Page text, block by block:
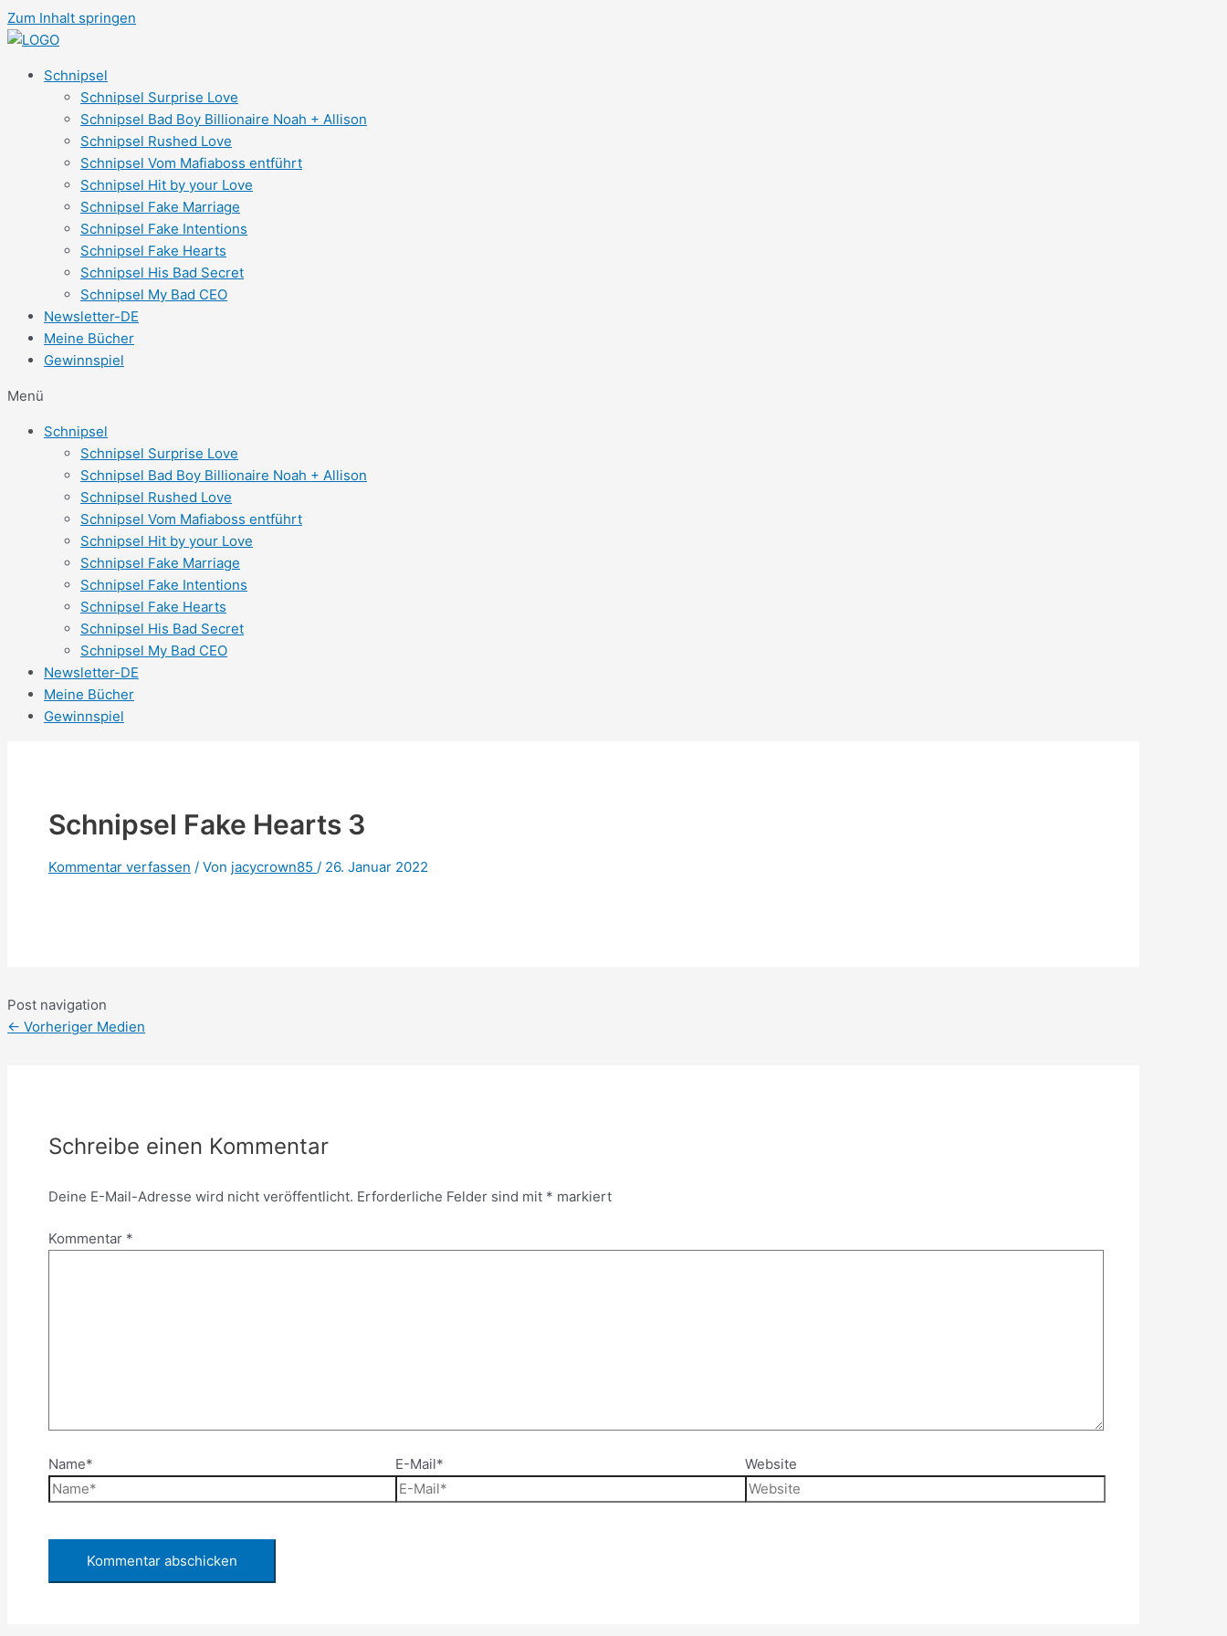
Zum Inhalt springen
Schnipsel
Schnipsel Surprise Love
Schnipsel Bad Boy Billionaire Noah + Allison
Schnipsel Rushed Love
Schnipsel Vom Mafiaboss entführt
Schnipsel Hit by your Love
Schnipsel Fake Marriage
Schnipsel Fake Intentions
Schnipsel Fake Hearts
Schnipsel His Bad Secret
Schnipsel My Bad CEO
Newsletter-DE
Meine Bücher
Gewinnspiel
Menü
Schnipsel
Schnipsel Surprise Love
Schnipsel Bad Boy Billionaire Noah + Allison
Schnipsel Rushed Love
Schnipsel Vom Mafiaboss entführt
Schnipsel Hit by your Love
Schnipsel Fake Marriage
Schnipsel Fake Intentions
Schnipsel Fake Hearts
Schnipsel His Bad Secret
Schnipsel My Bad CEO
Newsletter-DE
Meine Bücher
Gewinnspiel
Schnipsel Fake Hearts 3
Kommentar verfassen / Von jacycrown85 / 26. Januar 2022
Post navigation
← Vorheriger Medien
Schreibe einen Kommentar
Deine E-Mail-Adresse wird nicht veröffentlicht. Erforderliche Felder sind mit * markiert
Kommentar *
Name* E-Mail* Website